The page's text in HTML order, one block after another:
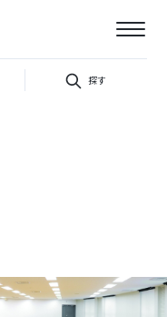
探す
兼第９５回全日本大学総合卓球選手